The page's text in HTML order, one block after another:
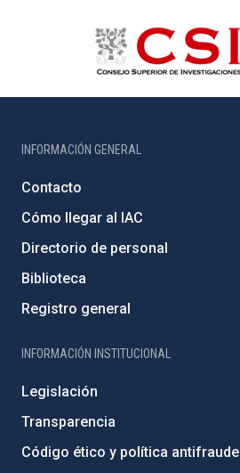
INFORMACIÓN GENERAL
Contacto
Cómo llegar al IAC
Directorio de personal
Biblioteca
Registro general
INFORMACIÓN INSTITUCIONAL
Legislación
Transparencia
Código ético y política antifraude